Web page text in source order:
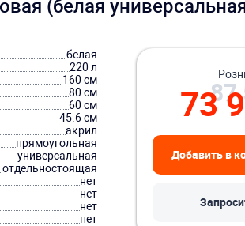
(белая
белая
220 л
160 см
80 см
60 см
45.6 см
акрил
прямоугольная
универсальная
отдельностоящая
нет
нет
нет
нет
87
73
Добавить в